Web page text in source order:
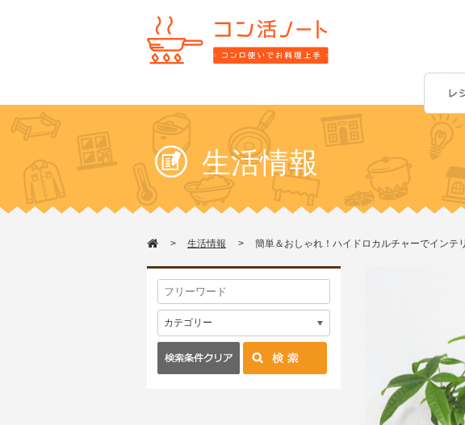
生活情報
生活情報 簡単＆おしゃれ！ハイドロカルチャーでインテ